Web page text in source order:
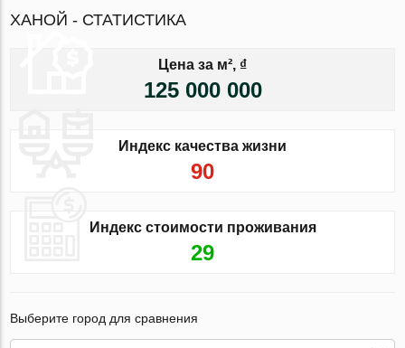
ХАНОЙ - СТАТИСТИКА
Цена за м², ₫
125 000 000
Индекс качества жизни
90
Индекс стоимости проживания
29
Выберите город для сравнения